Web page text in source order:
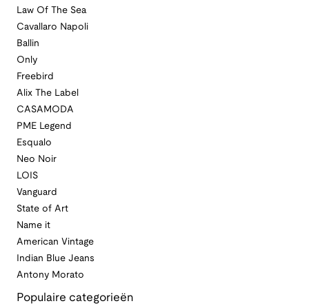
Law Of The Sea
Cavallaro Napoli
Ballin
Only
Freebird
Alix The Label
CASAMODA
PME Legend
Esqualo
Neo Noir
LOIS
Vanguard
State of Art
Name it
American Vintage
Indian Blue Jeans
Antony Morato
Populaire categorieën